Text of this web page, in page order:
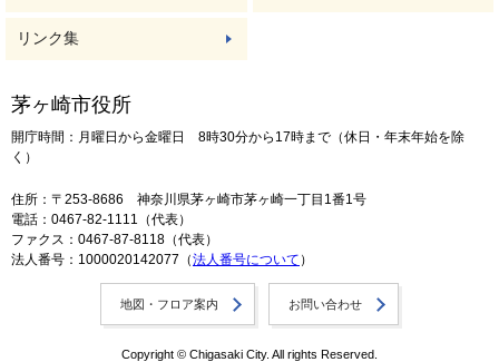
リンク集
茅ヶ崎市役所
開庁時間：月曜日から金曜日 8時30分から17時まで（休日・年末年始を除
く）
住所：〒253-8686 神奈川県茅ヶ崎市茅ヶ崎一丁目1番1号
電話：0467-82-1111（代表）
ファクス：0467-87-8118（代表）
法人番号：1000020142077（法人番号について ）
地図・フロア案内 お問い合わせ
Copyright © Chigasaki City. All rights Reserved.